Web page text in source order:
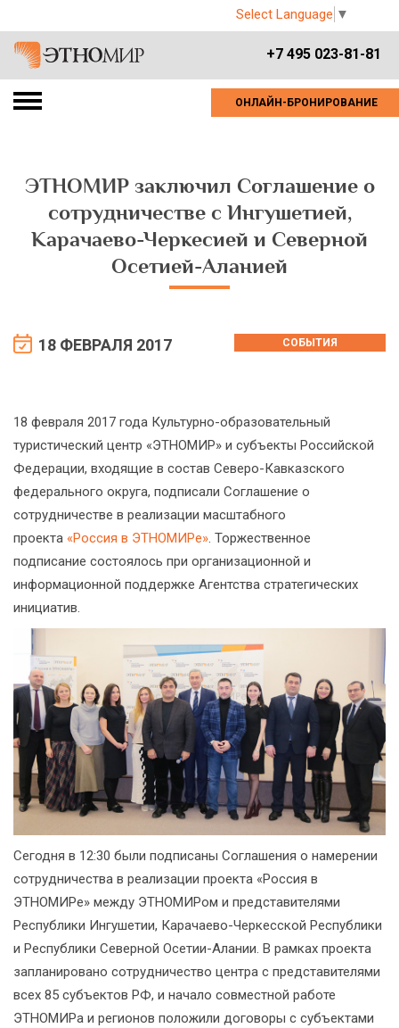
Select Language ▼
+7 495 023-81-81
ОНЛАЙН-БРОНИРОВАНИЕ
ЭТНОМИР заключил Соглашение о
сотрудничестве с Ингушетией,
Карачаево-Черкесией и Северной
Осетией-Аланией
18 ФЕВРАЛЯ 2017 СОБЫТИЯ
18 февраля 2017 года Культурно-образовательный
туристический центр «ЭТНОМИР» и субъекты Российской
Федерации, входящие в состав Северо-Кавказского
федерального округа, подписали Соглашение о
сотрудничестве в реализации масштабного
проекта «Россия в ЭТНОМИРе». Торжественное
подписание состоялось при организационной и
информационной поддержке Агентства стратегических
инициатив.
Сегодня в 12:30 были подписаны Соглашения о намерении
сотрудничества в реализации проекта «Россия в
ЭТНОМИРе» между ЭТНОМИРом и представителями
Республики Ингушетии, Карачаево-Черкесской Республики
и Республики Северной Осетии-Алании. В рамках проекта
запланировано сотрудничество центра с представителями
всех 85 субъектов РФ, и начало совместной работе
ЭТНОМИРа и регионов положили договоры с субъектами